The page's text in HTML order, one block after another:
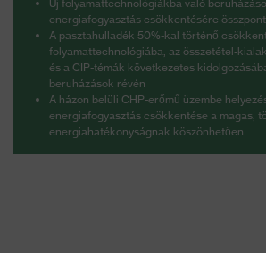
Új folyamattechnológiákba való
energiafogyasztás csökkentésére
A pasztahulladék 50%-kal történő
folyamattechnológiába, az összetétel-
és a CIP-témák következetes
beruházások révén
A házon belüli CHP-erőmű üzembe
energiafogyasztás csökkentése a magas,
energiahatékonyságnak köszönhetően